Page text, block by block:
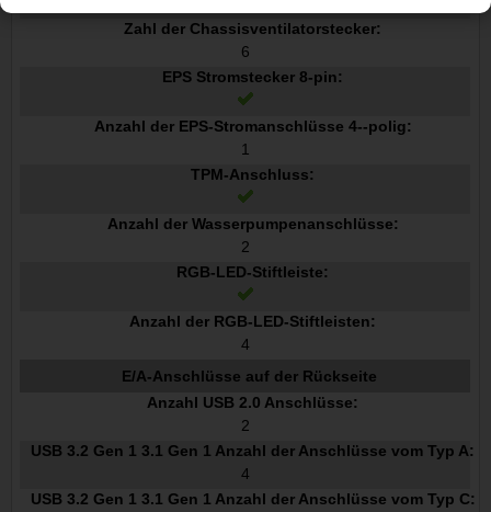
Zahl der Chassisventilatorstecker:
6
EPS Stromstecker 8-pin:
Anzahl der EPS-Stromanschlüsse 4--polig:
1
TPM-Anschluss:
Anzahl der Wasserpumpenanschlüsse:
2
RGB-LED-Stiftleiste:
Anzahl der RGB-LED-Stiftleisten:
4
E/A-Anschlüsse auf der Rückseite
Anzahl USB 2.0 Anschlüsse:
2
USB 3.2 Gen 1 3.1 Gen 1 Anzahl der Anschlüsse vom Typ A:
4
USB 3.2 Gen 1 3.1 Gen 1 Anzahl der Anschlüsse vom Typ C: